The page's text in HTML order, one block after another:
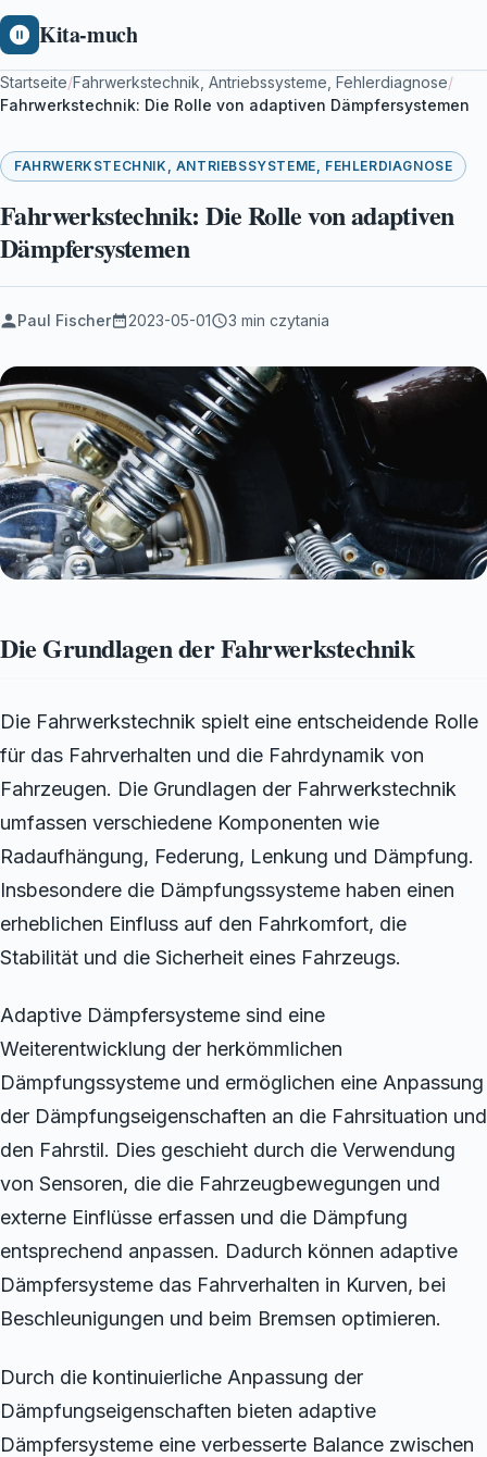
Kita-much
Startseite/Fahrwerkstechnik, Antriebssysteme, Fehlerdiagnose/
Fahrwerkstechnik: Die Rolle von adaptiven Dämpfersystemen
FAHRWERKSTECHNIK, ANTRIEBSSYSTEME, FEHLERDIAGNOSE
Fahrwerkstechnik: Die Rolle von adaptiven
Dämpfersystemen
Paul Fischer 2023-05-01 3 min czytania
Die Grundlagen der Fahrwerkstechnik
Die Fahrwerkstechnik spielt eine entscheidende Rolle
für das Fahrverhalten und die Fahrdynamik von
Fahrzeugen. Die Grundlagen der Fahrwerkstechnik
umfassen verschiedene Komponenten wie
Radaufhängung, Federung, Lenkung und Dämpfung.
Insbesondere die Dämpfungssysteme haben einen
erheblichen Einfluss auf den Fahrkomfort, die
Stabilität und die Sicherheit eines Fahrzeugs.
Adaptive Dämpfersysteme sind eine
Weiterentwicklung der herkömmlichen
Dämpfungssysteme und ermöglichen eine Anpassung
der Dämpfungseigenschaften an die Fahrsituation und
den Fahrstil. Dies geschieht durch die Verwendung
von Sensoren, die die Fahrzeugbewegungen und
externe Einflüsse erfassen und die Dämpfung
entsprechend anpassen. Dadurch können adaptive
Dämpfersysteme das Fahrverhalten in Kurven, bei
Beschleunigungen und beim Bremsen optimieren.
Durch die kontinuierliche Anpassung der
Dämpfungseigenschaften bieten adaptive
Dämpfersysteme eine verbesserte Balance zwischen